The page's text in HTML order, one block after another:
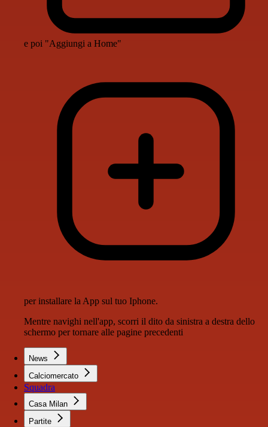
e poi "Aggiungi a Home"
per installare la App sul tuo Iphone.
Mentre navighi nell'app, scorri il dito da sinistra a destra dello
schermo per tornare alle pagine precedenti
News
Calciomercato
Squadra
Casa Milan
Partite